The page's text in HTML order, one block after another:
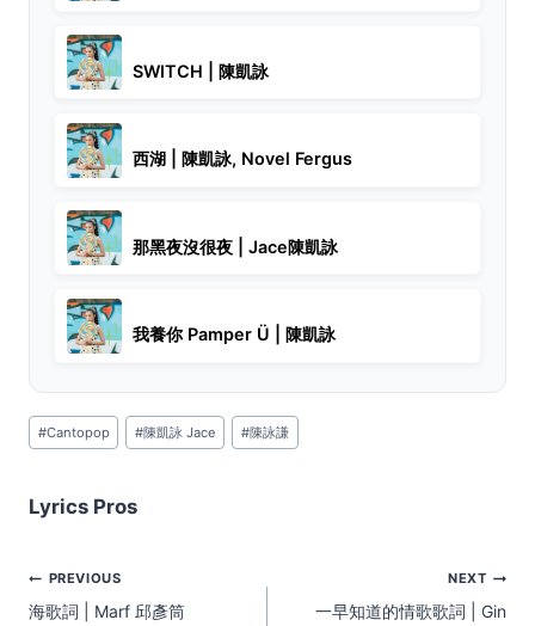
SWITCH | 陳凱詠
西湖 | 陳凱詠, Novel Fergus
那黑夜沒很夜 | Jace陳凱詠
我養你 Pamper Ü | 陳凱詠
Post
Tags:
#Cantopop #陳凱詠 Jace #陳詠謙
Lyrics Pros
Post
navigation
PREVIOUS
海歌詞 | Marf 邱彥筒
NEXT
一早知道的情歌歌詞 | Gin